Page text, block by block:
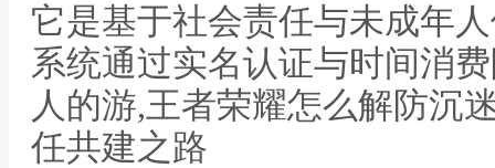
它是基于社会责任与未成年
系统通过实名认证与时间消
人的游,王者荣耀怎么解防沉
任共建之路